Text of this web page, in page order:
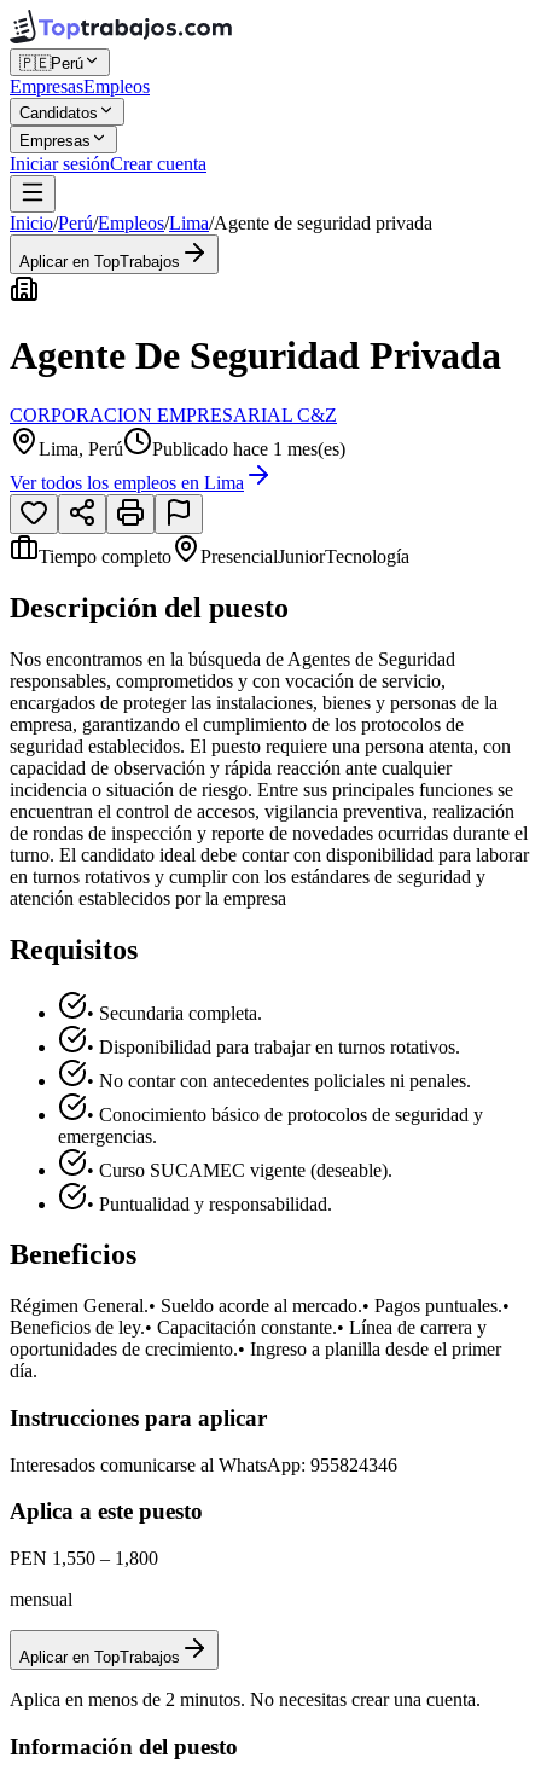
🇵🇪Perú
EmpresasEmpleos
Candidatos
Empresas
Iniciar sesiónCrear cuenta
Inicio/Perú/Empleos/Lima/Agente de seguridad privada
Aplicar en TopTrabajos
Agente De Seguridad Privada
CORPORACION EMPRESARIAL C&Z
Lima, Perú
Publicado hace 1 mes(es)
Ver todos los empleos en Lima
Tiempo completo PresencialJuniorTecnología
Descripción del puesto
Nos encontramos en la búsqueda de Agentes de Seguridad
responsables, comprometidos y con vocación de servicio,
encargados de proteger las instalaciones, bienes y personas de la
empresa, garantizando el cumplimiento de los protocolos de
seguridad establecidos. El puesto requiere una persona atenta, con
capacidad de observación y rápida reacción ante cualquier
incidencia o situación de riesgo. Entre sus principales funciones se
encuentran el control de accesos, vigilancia preventiva, realización
de rondas de inspección y reporte de novedades ocurridas durante el
turno. El candidato ideal debe contar con disponibilidad para laborar
en turnos rotativos y cumplir con los estándares de seguridad y
atención establecidos por la empresa
Requisitos
• Secundaria completa.
• Disponibilidad para trabajar en turnos rotativos.
• No contar con antecedentes policiales ni penales.
• Conocimiento básico de protocolos de seguridad y
emergencias.
• Curso SUCAMEC vigente (deseable).
• Puntualidad y responsabilidad.
Beneficios
Régimen General.• Sueldo acorde al mercado.• Pagos puntuales.•
Beneficios de ley.• Capacitación constante.• Línea de carrera y
oportunidades de crecimiento.• Ingreso a planilla desde el primer
día.
Instrucciones para aplicar
Interesados comunicarse al WhatsApp: 955824346
Aplica a este puesto
PEN 1,550 – 1,800
mensual
Aplicar en TopTrabajos
Aplica en menos de 2 minutos. No necesitas crear una cuenta.
Información del puesto